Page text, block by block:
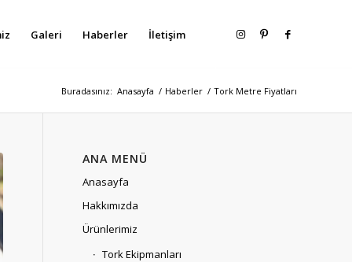
Galeri Haberler İletişim
Buradasınız: Anasayfa / Haberler / Tork Metre Fiyatları
ANA MENÜ
Anasayfa
Hakkımızda
Ürünlerimiz
Tork Ekipmanları